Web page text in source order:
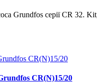
Grundfos серії CR 32.
CR(N)15/20